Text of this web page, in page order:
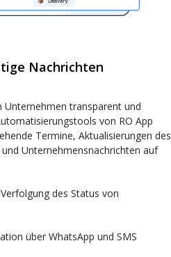
Nachrichten
transparent und
von RO App
Termine, Aktualisierungen des
Unternehmensnachrichten auf
des Status von
über WhatsApp und SMS